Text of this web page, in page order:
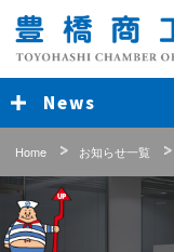
豊橋商工会議所
News
Home お知らせ一覧